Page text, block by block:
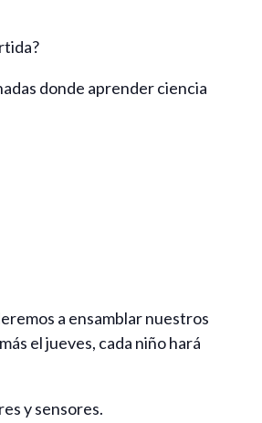
donde aprender ciencia
a ensamblar nuestros
el jueves, cada niño hará
y sensores.